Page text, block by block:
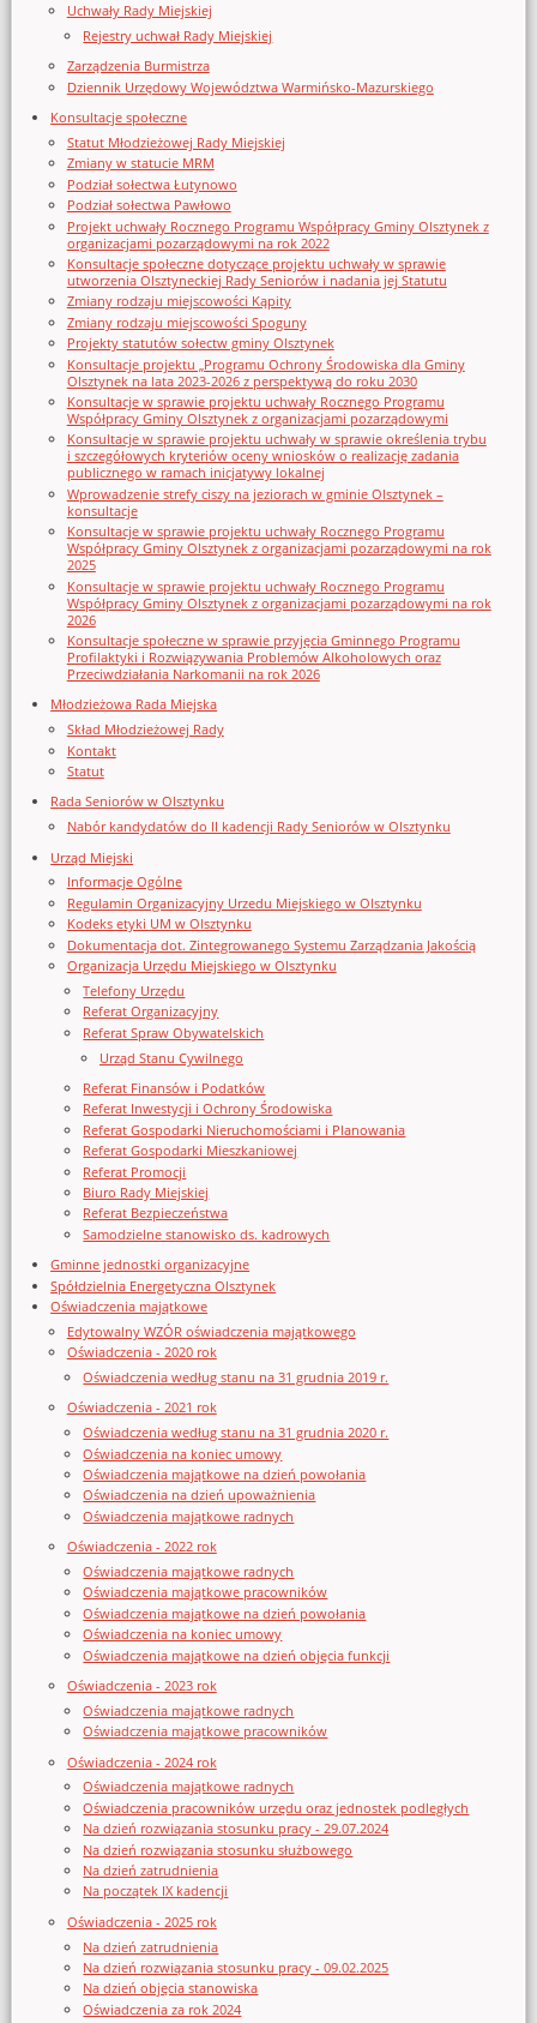
Uchwały Rady Miejskiej
Rejestry uchwał Rady Miejskiej
Zarządzenia Burmistrza
Dziennik Urzędowy Województwa Warmińsko-Mazurskiego
Konsultacje społeczne
Statut Młodzieżowej Rady Miejskiej
Zmiany w statucie MRM
Podział sołectwa Łutynowo
Podział sołectwa Pawłowo
Projekt uchwały Rocznego Programu Współpracy Gminy Olsztynek z
organizacjami pozarządowymi na rok 2022
Konsultacje społeczne dotyczące projektu uchwały w sprawie
utworzenia Olsztyneckiej Rady Seniorów i nadania jej Statutu
Zmiany rodzaju miejscowości Kąpity
Zmiany rodzaju miejscowości Spoguny
Projekty statutów sołectw gminy Olsztynek
Konsultacje projektu „Programu Ochrony Środowiska dla Gminy
Olsztynek na lata 2023-2026 z perspektywą do roku 2030
Konsultacje w sprawie projektu uchwały Rocznego Programu
Współpracy Gminy Olsztynek z organizacjami pozarządowymi
Konsultacje w sprawie projektu uchwały w sprawie określenia trybu
i szczegółowych kryteriów oceny wniosków o realizację zadania
publicznego w ramach inicjatywy lokalnej
Wprowadzenie strefy ciszy na jeziorach w gminie Olsztynek –
konsultacje
Konsultacje w sprawie projektu uchwały Rocznego Programu
Współpracy Gminy Olsztynek z organizacjami pozarządowymi na rok
2025
Konsultacje w sprawie projektu uchwały Rocznego Programu
Współpracy Gminy Olsztynek z organizacjami pozarządowymi na rok
2026
Konsultacje społeczne w sprawie przyjęcia Gminnego Programu
Profilaktyki i Rozwiązywania Problemów Alkoholowych oraz
Przeciwdziałania Narkomanii na rok 2026
Młodzieżowa Rada Miejska
Skład Młodzieżowej Rady
Kontakt
Statut
Rada Seniorów w Olsztynku
Nabór kandydatów do II kadencji Rady Seniorów w Olsztynku
Urząd Miejski
Informacje Ogólne
Regulamin Organizacyjny Urzedu Miejskiego w Olsztynku
Kodeks etyki UM w Olsztynku
Dokumentacja dot. Zintegrowanego Systemu Zarządzania Jakością
Organizacja Urzędu Miejskiego w Olsztynku
Telefony Urzędu
Referat Organizacyjny
Referat Spraw Obywatelskich
Urząd Stanu Cywilnego
Referat Finansów i Podatków
Referat Inwestycji i Ochrony Środowiska
Referat Gospodarki Nieruchomościami i Planowania
Referat Gospodarki Mieszkaniowej
Referat Promocji
Biuro Rady Miejskiej
Referat Bezpieczeństwa
Samodzielne stanowisko ds. kadrowych
Gminne jednostki organizacyjne
Spółdzielnia Energetyczna Olsztynek
Oświadczenia majątkowe
Edytowalny WZÓR oświadczenia majątkowego
Oświadczenia - 2020 rok
Oświadczenia według stanu na 31 grudnia 2019 r.
Oświadczenia - 2021 rok
Oświadczenia według stanu na 31 grudnia 2020 r.
Oświadczenia na koniec umowy
Oświadczenia majątkowe na dzień powołania
Oświadczenia na dzień upoważnienia
Oświadczenia majątkowe radnych
Oświadczenia - 2022 rok
Oświadczenia majątkowe radnych
Oświadczenia majątkowe pracowników
Oświadczenia majątkowe na dzień powołania
Oświadczenia na koniec umowy
Oświadczenia majątkowe na dzień objęcia funkcji
Oświadczenia - 2023 rok
Oświadczenia majątkowe radnych
Oświadczenia majątkowe pracowników
Oświadczenia - 2024 rok
Oświadczenia majątkowe radnych
Oświadczenia pracowników urzędu oraz jednostek podległych
Na dzień rozwiązania stosunku pracy - 29.07.2024
Na dzień rozwiązania stosunku służbowego
Na dzień zatrudnienia
Na początek IX kadencji
Oświadczenia - 2025 rok
Na dzień zatrudnienia
Na dzień rozwiązania stosunku pracy - 09.02.2025
Na dzień objęcia stanowiska
Oświadczenia za rok 2024